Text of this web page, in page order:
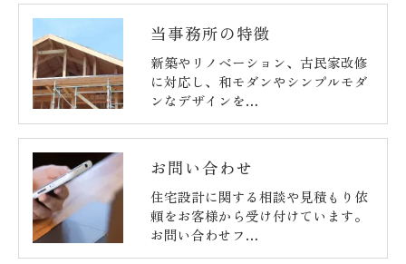
当事務所の特徴
新築やリノベーション、古民家改修
に対応し、和モダンやシンプルモダ
ンなデザインを…
お問い合わせ
住宅設計に関する相談や見積もり依
頼をお客様から受け付けています。
お問い合わせフ…